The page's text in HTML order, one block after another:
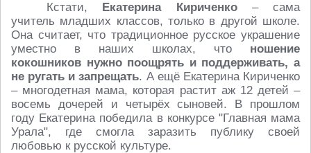
Кстати, Екатерина Кириченко– сама
учитель младших классов, только в другой школе.
Она считает, что традиционное русское украшение
уместно в наших школах, что ношение
кокошников нужно поощрять и поддерживать, а
не ругать и запрещать. А ещё Екатерина Кириченко
– многодетная мама, которая растит аж 12 детей –
восемь дочерей и четырёх сыновей. В прошлом
году Екатерина победила в конкурсе "Главная мама
Урала", где смогла заразить публику своей
любовью к русской культуре.